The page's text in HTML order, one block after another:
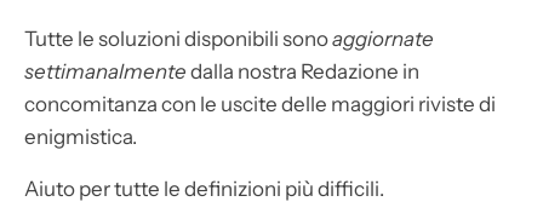
Tutte le soluzioni disponibili sonoaggiornate
settimanalmente dalla nostra Redazione in
concomitanza con le uscite delle maggiori riviste di
enigmistica.
Aiuto per tutte le definizioni più difficili.